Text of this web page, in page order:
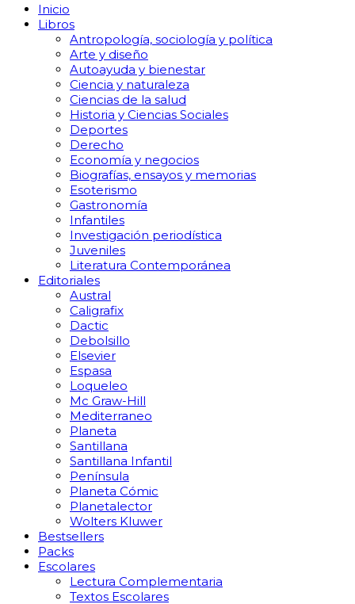
Inicio
Libros
Antropología, sociología y política
Arte y diseño
Autoayuda y bienestar
Ciencia y naturaleza
Ciencias de la salud
Historia y Ciencias Sociales
Deportes
Derecho
Economía y negocios
Biografías, ensayos y memorias
Esoterismo
Gastronomía
Infantiles
Investigación periodística
Juveniles
Literatura Contemporánea
Editoriales
Austral
Caligrafix
Dactic
Debolsillo
Elsevier
Espasa
Loqueleo
Mc Graw-Hill
Mediterraneo
Planeta
Santillana
Santillana Infantil
Península
Planeta Cómic
Planetalector
Wolters Kluwer
Bestsellers
Packs
Escolares
Lectura Complementaria
Textos Escolares